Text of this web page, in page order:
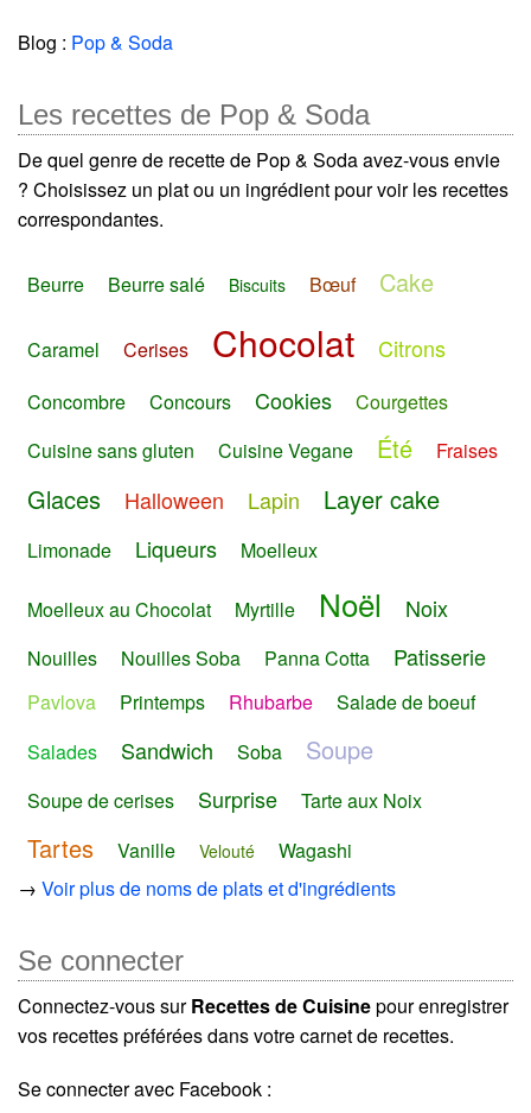
Blog : Pop & Soda
Les recettes de Pop & Soda
De quel genre de recette de Pop & Soda avez-vous envie
? Choisissez un plat ou un ingrédient pour voir les recettes
correspondantes.
Beurre Beurre salé Biscuits Bœuf Cake
Caramel Cerises Chocolat Citrons
Concombre Concours Cookies
Courgettes
Cuisine sans gluten
Cuisine Vegane Été Fraises
Glaces Halloween Lapin Layer cake
Limonade Liqueurs Moelleux
Moelleux au Chocolat Myrtille Noël Noix
Nouilles Nouilles Soba Panna Cotta Patisserie
Pavlova Printemps Rhubarbe
Salade de boeuf
Salades
Sandwich Soba Soupe
Soupe de cerises Surprise Tarte aux Noix
Tartes Vanille Velouté
Wagashi
→ Voir plus de noms de plats et d'ingrédients
Se connecter
Connectez-vous surRecettes de Cuisinepour enregistrer
vos recettes préférées dans votre carnet de recettes.
Se connecter avec Facebook :